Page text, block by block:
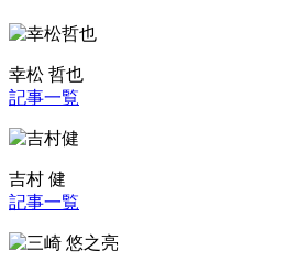
幸松 哲也
記事一覧
吉村 健
記事一覧